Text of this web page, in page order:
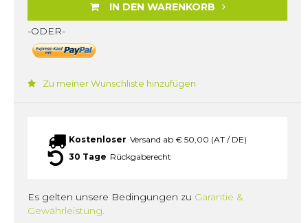
IN DEN WARENKORB
-ODER-
Zu meiner Wunschliste hinzufügen
Kostenloser Versand ab € 50,00 (AT / DE)
30 Tage Rückgaberecht
Es gelten unsere Bedingungen zu Garantie &
Gewährleistung.